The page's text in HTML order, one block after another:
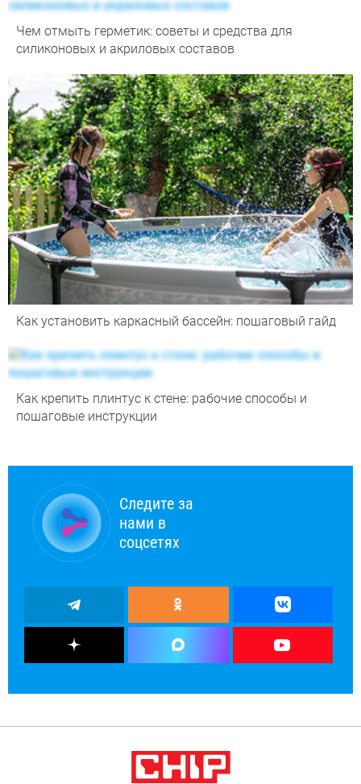
Чем отмыть герметик: советы и средства для
силиконовых и акриловых составов
Как установить каркасный бассейн: пошаговый гайд
Как крепить плинтус к стене: рабочие способы и
пошаговые инструкции
Следите за
нами в
соцсетях